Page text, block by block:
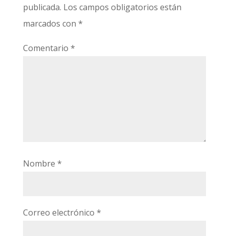
publicada. Los campos obligatorios están
marcados con *
Comentario *
Nombre *
Correo electrónico *